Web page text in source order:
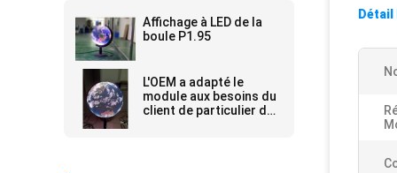
Affichage à LED de la
boule P1.95
L'OEM a adapté le
module aux besoins du
client de particulier de